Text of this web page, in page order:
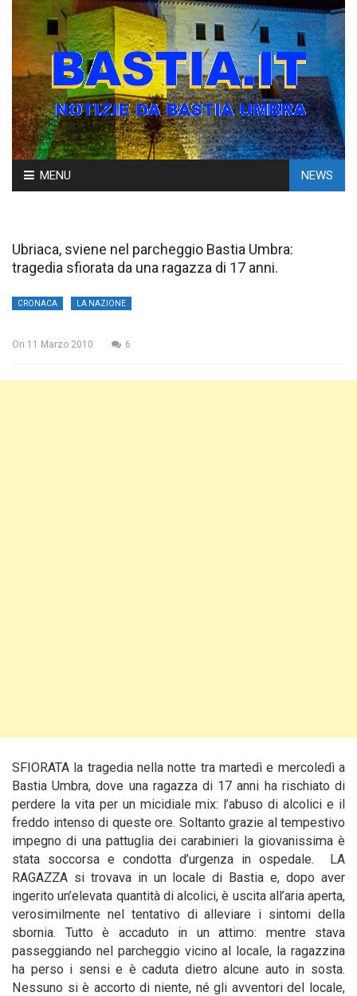
Skip
to
MENU NEWS
Ubriaca, sviene nel parcheggio Bastia Umbra:
tragedia sfiorata da una ragazza di 17 anni.
CRONACA LA NAZIONE
On 11 Marzo 2010 6
SFIORATA la tragedia nella notte tra martedì e mercoledì a
Bastia Umbra, dove una ragazza di 17 anni ha rischiato di
perdere la vita per un micidiale mix: l’abuso di alcolici e il
freddo intenso di queste ore. Soltanto grazie al tempestivo
impegno di una pattuglia dei carabinieri la giovanissima è
stata soccorsa e condotta d’urgenza in ospedale.
LA
RAGAZZA si trovava in un locale di Bastia e, dopo aver
ingerito un’elevata quantità di alcolici, è uscita all’aria aperta,
verosimilmente nel tentativo di alleviare i sintomi della
sbornia. Tutto è accaduto in un attimo: mentre stava
passeggiando nel parcheggio vicino al locale, la ragazzina
ha perso i sensi e è caduta dietro alcune auto in sosta.
Nessuno si è accorto di niente, né gli avventori del locale,